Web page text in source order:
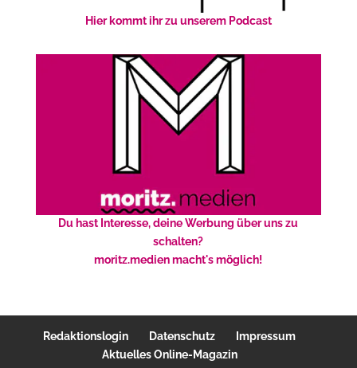
Hier kommt ihr zu unserem Podcast
Du hast Interesse, deine Werbung über uns zu
schalten?
moritz.medien macht's möglich!
Redaktionslogin Datenschutz
Impressum
Aktuelles Online-Magazin